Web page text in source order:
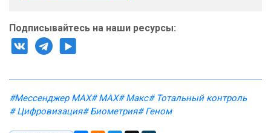
Подписывайтесь на наши ресурсы:
#Мессенджер MAX# MAX# Макс# Тотальный контроль
# Цифровизация# Биометрия# Геном